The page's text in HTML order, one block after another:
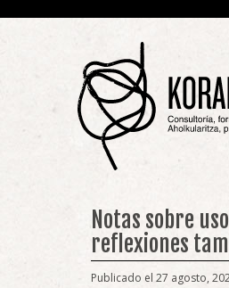
Notas sobre
reflexiones
Publicado el 27 agosto,